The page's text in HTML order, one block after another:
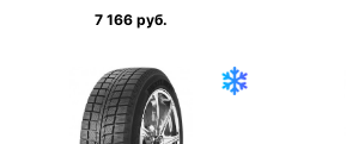
7 166 руб.